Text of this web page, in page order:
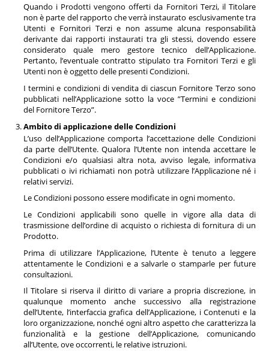
Quando i Prodotti vengono offerti da Fornitori Terzi, il Titolare
non è parte del rapporto che verrà instaurato esclusivamente tra
Utenti e Fornitori Terzi e non assume alcuna responsabilità
derivante dai rapporti instaurati tra gli stessi, dovendo essere
considerato quale mero gestore tecnico dell’Applicazione.
Pertanto, l’eventuale contratto stipulato tra Fornitori Terzi e gli
Utenti non è oggetto delle presenti Condizioni.
I termini e condizioni di vendita di ciascun Fornitore Terzo sono
pubblicati nell’Applicazione sotto la voce ”Termini e condizioni
del Fornitore Terzo”.
Ambito di applicazione delle Condizioni
L’uso dell’Applicazione comporta l’accettazione delle Condizioni
da parte dell’Utente. Qualora l’Utente non intenda accettare le
Condizioni e/o qualsiasi altra nota, avviso legale, informativa
pubblicati o ivi richiamati non potrà utilizzare l’Applicazione né i
relativi servizi.
Le Condizioni possono essere modificate in ogni momento.
Le Condizioni applicabili sono quelle in vigore alla data di
trasmissione dell’ordine di acquisto o richiesta di fornitura di un
Prodotto.
Prima di utilizzare l’Applicazione, l’Utente è tenuto a leggere
attentamente le Condizioni e a salvarle o stamparle per future
consultazioni.
Il Titolare si riserva il diritto di variare a propria discrezione, in
qualunque momento anche successivo alla registrazione
dell’Utente, l’interfaccia grafica dell’Applicazione, i Contenuti e la
loro organizzazione, nonché ogni altro aspetto che caratterizza la
funzionalità e la gestione dell’Applicazione, comunicando
all’Utente, ove occorrenti, le relative istruzioni.